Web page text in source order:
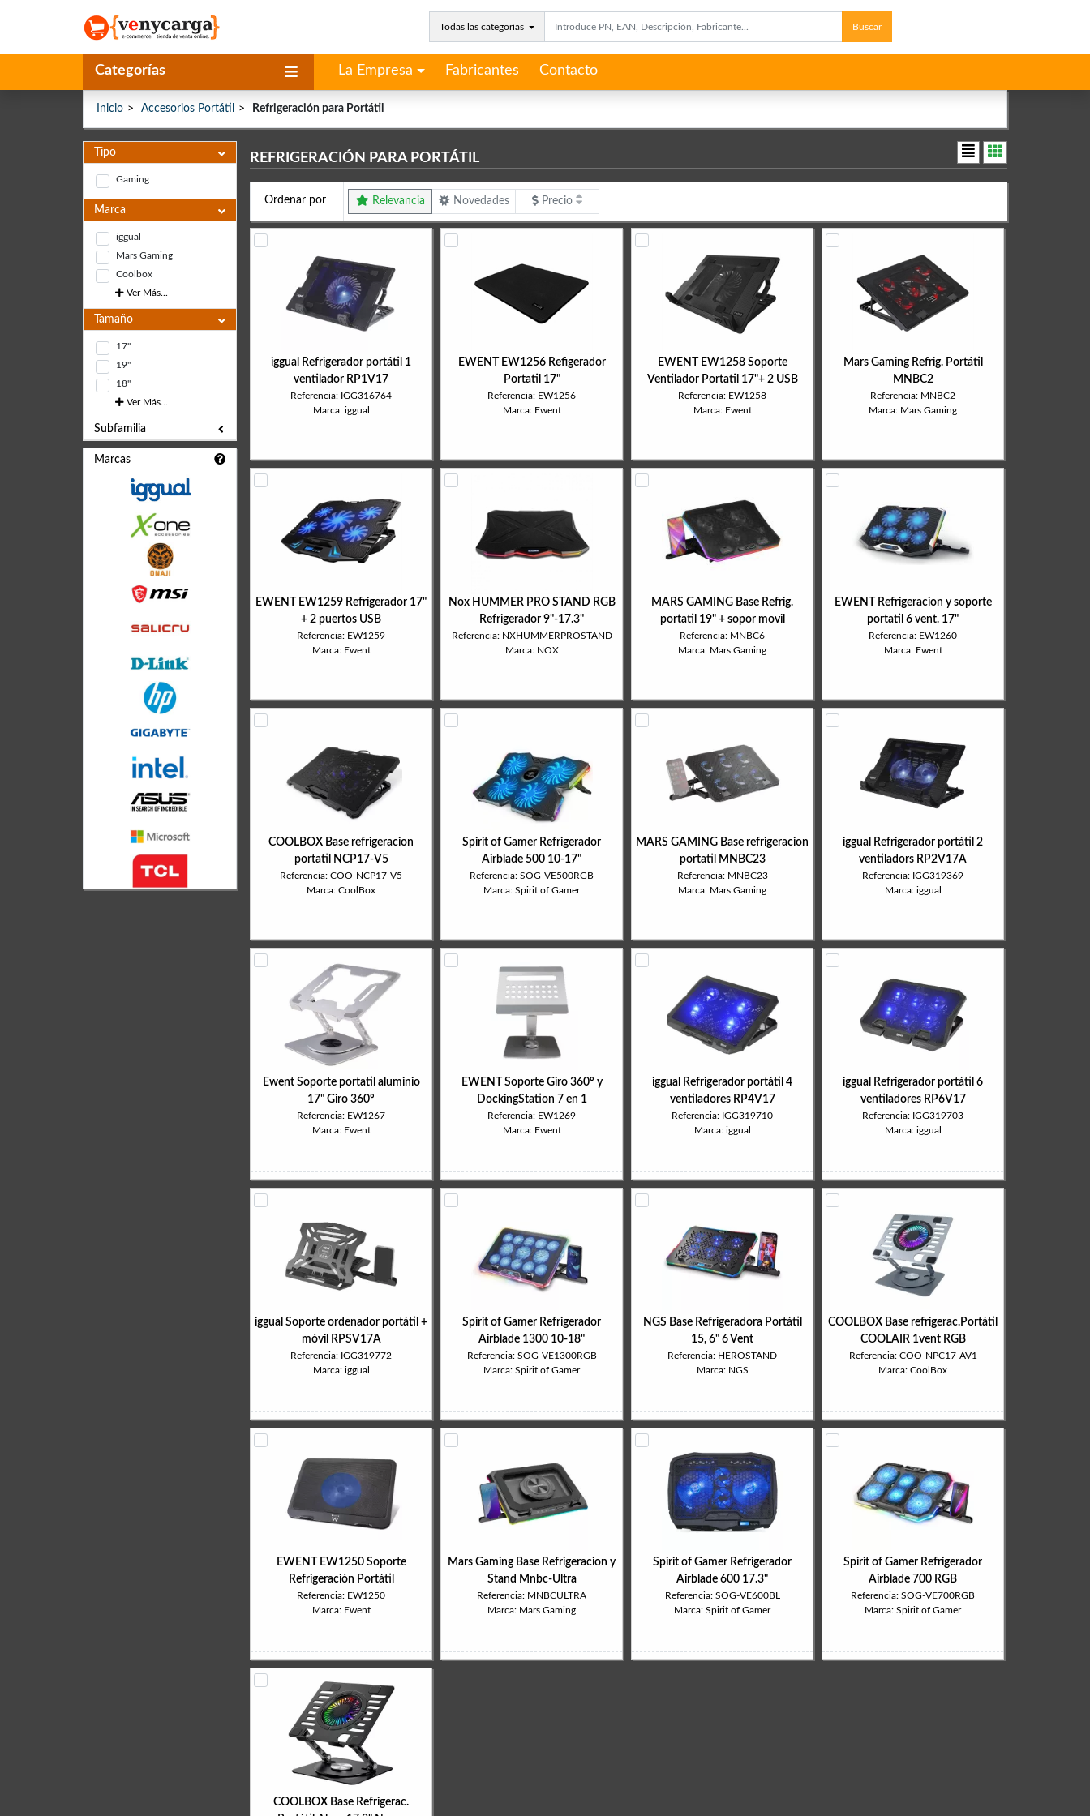
Todas las categorías Buscar
Categorías La Empresa Fabricantes Contacto
Inicio Accesorios Portátil Refrigeración para Portátil
Tipo
Gaming
Marca
iggual
Mars Gaming
Coolbox
Ver Más...
Tamaño
17"
19"
18"
Ver Más...
Subfamilia
Marcas
REFRIGERACIÓN PARA PORTÁTIL
Ordenar por Relevancia Novedades Precio
iggual Refrigerador portátil 1
ventilador RP1V17
Referencia: IGG316764
Marca: iggual
EWENT EW1256 Refigerador
Portatil 17"
Referencia: EW1256
Marca: Ewent
EWENT EW1258 Soporte
Ventilador Portatil 17"+ 2 USB
Referencia: EW1258
Marca: Ewent
Mars Gaming Refrig. Portátil
MNBC2
Referencia: MNBC2
Marca: Mars Gaming
EWENT EW1259 Refrigerador 17"
+ 2 puertos USB
Referencia: EW1259
Marca: Ewent
Nox HUMMER PRO STAND RGB
Refrigerador 9"-17.3"
Referencia: NXHUMMERPROSTAND
Marca: NOX
MARS GAMING Base Refrig.
portatil 19" + sopor movil
Referencia: MNBC6
Marca: Mars Gaming
EWENT Refrigeracion y soporte
portatil 6 vent. 17"
Referencia: EW1260
Marca: Ewent
COOLBOX Base refrigeracion
portatil NCP17-V5
Referencia: COO-NCP17-V5
Marca: CoolBox
Spirit of Gamer Refrigerador
Airblade 500 10-17"
Referencia: SOG-VE500RGB
Marca: Spirit of Gamer
MARS GAMING Base refrigeracion
portatil MNBC23
Referencia: MNBC23
Marca: Mars Gaming
iggual Refrigerador portátil 2
ventiladors RP2V17A
Referencia: IGG319369
Marca: iggual
Ewent Soporte portatil aluminio
17" Giro 360º
Referencia: EW1267
Marca: Ewent
EWENT Soporte Giro 360º y
DockingStation 7 en 1
Referencia: EW1269
Marca: Ewent
iggual Refrigerador portátil 4
ventiladores RP4V17
Referencia: IGG319710
Marca: iggual
iggual Refrigerador portátil 6
ventiladores RP6V17
Referencia: IGG319703
Marca: iggual
iggual Soporte ordenador portátil +
móvil RPSV17A
Referencia: IGG319772
Marca: iggual
Spirit of Gamer Refrigerador
Airblade 1300 10-18"
Referencia: SOG-VE1300RGB
Marca: Spirit of Gamer
NGS Base Refrigeradora Portátil
15, 6" 6 Vent
Referencia: HEROSTAND
Marca: NGS
COOLBOX Base refrigerac.Portátil
COOLAIR 1vent RGB
Referencia: COO-NPC17-AV1
Marca: CoolBox
EWENT EW1250 Soporte
Refrigeración Portátil
Referencia: EW1250
Marca: Ewent
Mars Gaming Base Refrigeracion y
Stand Mnbc-Ultra
Referencia: MNBCULTRA
Marca: Mars Gaming
Spirit of Gamer Refrigerador
Airblade 600 17.3"
Referencia: SOG-VE600BL
Marca: Spirit of Gamer
Spirit of Gamer Refrigerador
Airblade 700 RGB
Referencia: SOG-VE700RGB
Marca: Spirit of Gamer
COOLBOX Base Refrigerac.